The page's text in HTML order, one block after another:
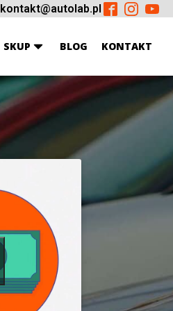
kontakt@autolab.pl
SKUP BLOG KONTAKT